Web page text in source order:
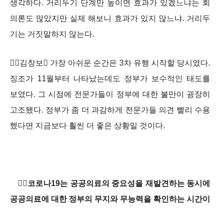
생각하다. 거리두기 단계만 높이면 효과가 있겠느냐는 회
의론도 많았지만 실제 해보니 효과가 있지 않느냐. 거리두
기는 거짓말하지 않는다.
김창보 가장 아쉬운 순간은 3차 유행 시작할 당시였다.
징조가 11월부터 나타났는데도 정부가 보수적인 태도를
보였다. 그 시점에 전문가들이 정부에 대한 불만이 굉장히
고조됐다. 정부가 좀 더 과감하게 전문가들 의견 빨리 수용
했다면 지금보다 훨씬 더 좋은 상황일 것이다.
코로나19는 공공의료의 중요성을 재발견하는 동시에
공공의료에 대한 정부의 무지와 무능력을 확인하는 시간이